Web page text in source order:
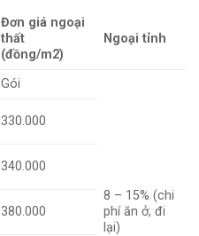
Đơn giá ngoại
thất
(đồng/m2)
Ngoại tỉnh
Gói
8 – 15% (chi
phí ăn ở, đi
lại)
330.000
340.000
380.000